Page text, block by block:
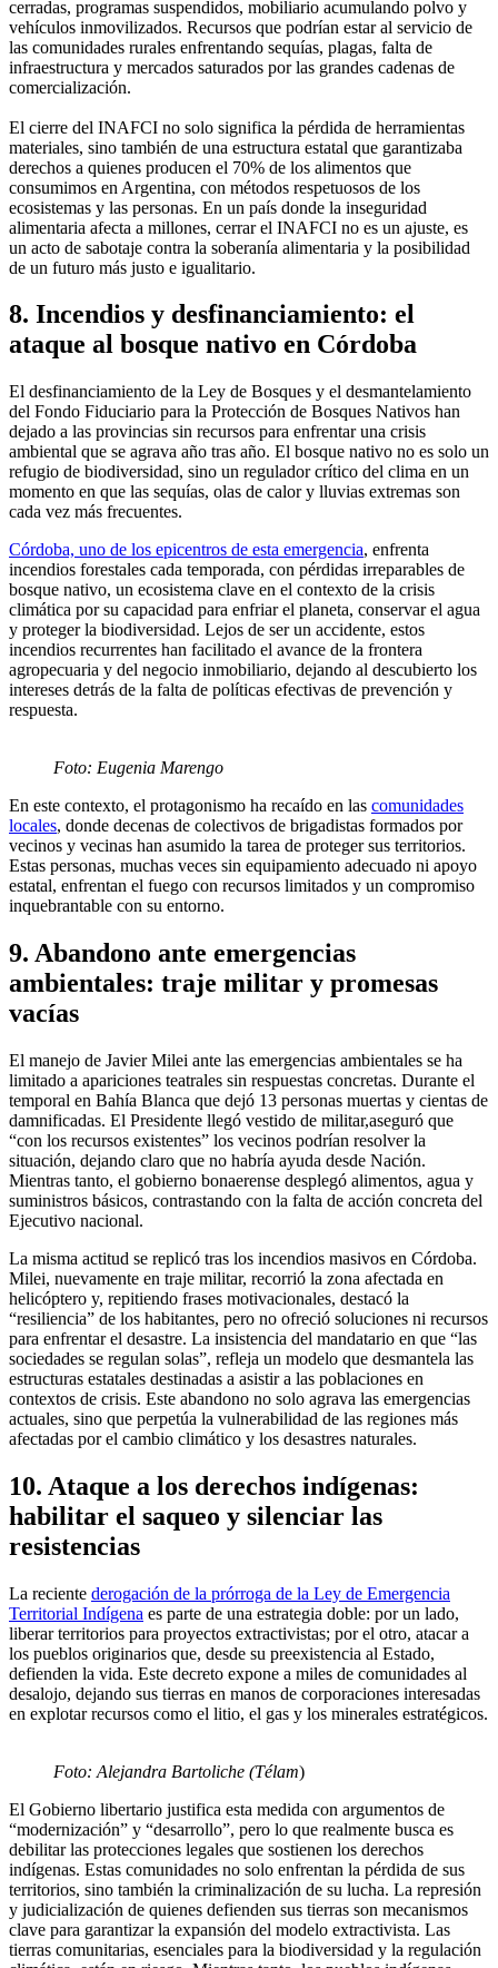
cerradas, programas suspendidos, mobiliario acumulando polvo y
vehículos inmovilizados. Recursos que podrían estar al servicio de
las comunidades rurales enfrentando sequías, plagas, falta de
infraestructura y mercados saturados por las grandes cadenas de
comercialización.
El cierre del INAFCI no solo significa la pérdida de herramientas
materiales, sino también de una estructura estatal que garantizaba
derechos a quienes producen el 70% de los alimentos que
consumimos en Argentina, con métodos respetuosos de los
ecosistemas y las personas. En un país donde la inseguridad
alimentaria afecta a millones, cerrar el INAFCI no es un ajuste, es
un acto de sabotaje contra la soberanía alimentaria y la posibilidad
de un futuro más justo e igualitario.
8. Incendios y desfinanciamiento: el
ataque al bosque nativo en Córdoba
El desfinanciamiento de la Ley de Bosques y el desmantelamiento
del Fondo Fiduciario para la Protección de Bosques Nativos han
dejado a las provincias sin recursos para enfrentar una crisis
ambiental que se agrava año tras año. El bosque nativo no es solo un
refugio de biodiversidad, sino un regulador crítico del clima en un
momento en que las sequías, olas de calor y lluvias extremas son
cada vez más frecuentes.
Córdoba, uno de los epicentros de esta emergencia, enfrenta
incendios forestales cada temporada, con pérdidas irreparables de
bosque nativo, un ecosistema clave en el contexto de la crisis
climática por su capacidad para enfriar el planeta, conservar el agua
y proteger la biodiversidad. Lejos de ser un accidente, estos
incendios recurrentes han facilitado el avance de la frontera
agropecuaria y del negocio inmobiliario, dejando al descubierto los
intereses detrás de la falta de políticas efectivas de prevención y
respuesta.
Foto: Eugenia Marengo
En este contexto, el protagonismo ha recaído en las comunidades
locales, donde decenas de colectivos de brigadistas formados por
vecinos y vecinas han asumido la tarea de proteger sus territorios.
Estas personas, muchas veces sin equipamiento adecuado ni apoyo
estatal, enfrentan el fuego con recursos limitados y un compromiso
inquebrantable con su entorno.
9. Abandono ante emergencias
ambientales: traje militar y promesas
vacías
El manejo de Javier Milei ante las emergencias ambientales se ha
limitado a apariciones teatrales sin respuestas concretas. Durante el
temporal en Bahía Blanca que dejó 13 personas muertas y cientas de
damnificadas. El Presidente llegó vestido de militar,aseguró que
“con los recursos existentes” los vecinos podrían resolver la
situación, dejando claro que no habría ayuda desde Nación.
Mientras tanto, el gobierno bonaerense desplegó alimentos, agua y
suministros básicos, contrastando con la falta de acción concreta del
Ejecutivo nacional.
La misma actitud se replicó tras los incendios masivos en Córdoba.
Milei, nuevamente en traje militar, recorrió la zona afectada en
helicóptero y, repitiendo frases motivacionales, destacó la
“resiliencia” de los habitantes, pero no ofreció soluciones ni recursos
para enfrentar el desastre. La insistencia del mandatario en que “las
sociedades se regulan solas”, refleja un modelo que desmantela las
estructuras estatales destinadas a asistir a las poblaciones en
contextos de crisis. Este abandono no solo agrava las emergencias
actuales, sino que perpetúa la vulnerabilidad de las regiones más
afectadas por el cambio climático y los desastres naturales.
10. Ataque a los derechos indígenas:
habilitar el saqueo y silenciar las
resistencias
La reciente derogación de la prórroga de la Ley de Emergencia
Territorial Indígena es parte de una estrategia doble: por un lado,
liberar territorios para proyectos extractivistas; por el otro, atacar a
los pueblos originarios que, desde su preexistencia al Estado,
defienden la vida. Este decreto expone a miles de comunidades al
desalojo, dejando sus tierras en manos de corporaciones interesadas
en explotar recursos como el litio, el gas y los minerales estratégicos.
Foto: Alejandra Bartoliche (Télam)
El Gobierno libertario justifica esta medida con argumentos de
“modernización” y “desarrollo”, pero lo que realmente busca es
debilitar las protecciones legales que sostienen los derechos
indígenas. Estas comunidades no solo enfrentan la pérdida de sus
territorios, sino también la criminalización de su lucha. La represión
y judicialización de quienes defienden sus tierras son mecanismos
clave para garantizar la expansión del modelo extractivista. Las
tierras comunitarias, esenciales para la biodiversidad y la regulación